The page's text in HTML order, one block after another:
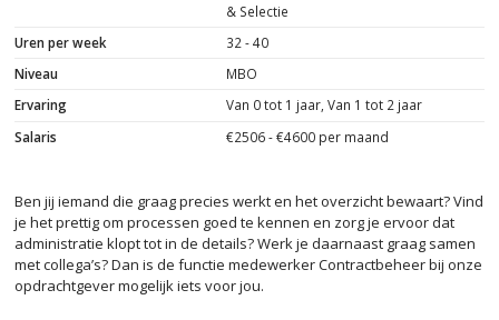
& Selectie
Uren per week
32 - 40
Niveau
MBO
Ervaring
Van 0 tot 1 jaar, Van 1 tot 2 jaar
Salaris
€2506 - €4600 per maand
Ben jij iemand die graag precies werkt en het overzicht bewaart? Vind
je het prettig om processen goed te kennen en zorg je ervoor dat
administratie klopt tot in de details? Werk je daarnaast graag samen
met collega’s? Dan is de functie medewerker Contractbeheer bij onze
opdrachtgever mogelijk iets voor jou.